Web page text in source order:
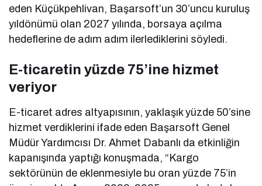
eden Küçükpehlivan, Başarsoft’un 30’uncu kuruluş
yıldönümü olan 2027 yılında, borsaya açılma
hedeflerine de adım adım ilerlediklerini söyledi.
E-ticaretin yüzde 75’ine hizmet
veriyor
E-ticaret adres altyapısının, yaklaşık yüzde 50’sine
hizmet verdiklerini ifade eden Başarsoft Genel
Müdür Yardımcısı Dr. Ahmet Dabanlı da etkinliğin
kapanışında yaptığı konuşmada, “Kargo
sektörünün de eklenmesiyle bu oran yüzde 75’in